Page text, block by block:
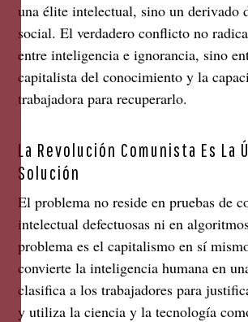
una élite intelectual, sino un derivado
social. El verdadero conflicto no
entre inteligencia e ignorancia, sino
capitalista del conocimiento y la
trabajadora para recuperarlo.
La Revolución Comunista Es La
Solución
El problema no reside en pruebas de
intelectual defectuosas ni en
problema es el capitalismo en sí
convierte la inteligencia humana en
clasifica a los trabajadores para
y utiliza la ciencia y la tecnología